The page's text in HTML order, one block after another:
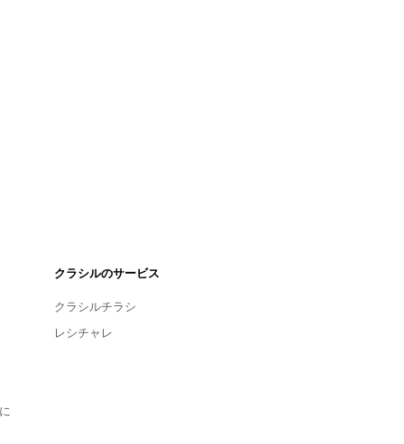
クラシルのサービス
クラシルチラシ
レシチャレ